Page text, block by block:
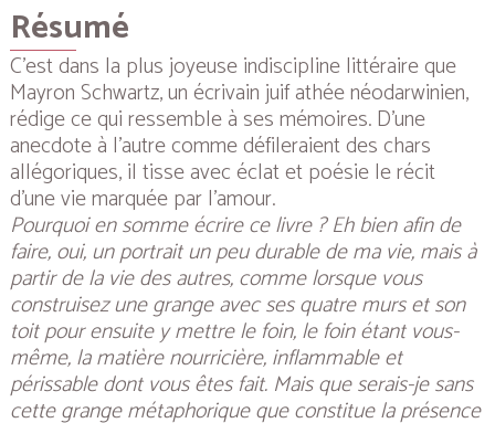
Résumé
C’est dans la plus joyeuse indiscipline littéraire que
Mayron Schwartz, un écrivain juif athée néodarwinien,
rédige ce qui ressemble à ses mémoires. D’une
anecdote à l’autre comme défileraient des chars
allégoriques, il tisse avec éclat et poésie le récit
d’une vie marquée par l’amour.
Pourquoi en somme écrire ce livre ? Eh bien afin de
faire, oui, un portrait un peu durable de ma vie, mais à
partir de la vie des autres, comme lorsque vous
construisez une grange avec ses quatre murs et son
toit pour ensuite y mettre le foin, le foin étant vous-
même, la matière nourricière, inflammable et
périssable dont vous êtes fait. Mais que serais-je sans
cette grange métaphorique que constitue la présence